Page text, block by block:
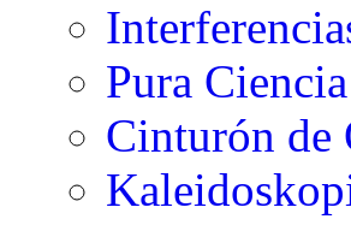
Pura Ciencia
Cinturón de